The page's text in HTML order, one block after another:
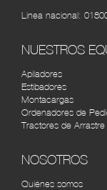
(2) 4422610
Línea nacional:
NUESTROS
Apiladores
Estibadores
Montacargas
Ordenadores de
Tractores de Arrastre
NOSOTROS
Quiénes somos